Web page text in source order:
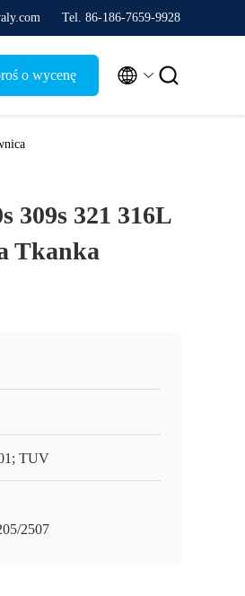
Tel. 86-186-7659-9928
o wycenę  
309s 321 316L
Tkanka
TUV
2507